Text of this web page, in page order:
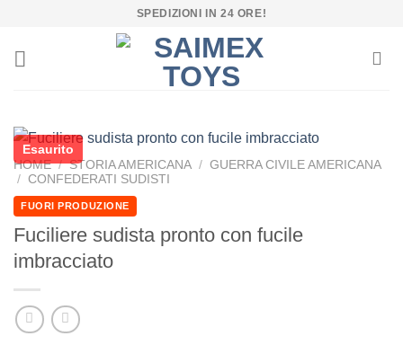
contenuti
SPEDIZIONI IN 24 ORE!
Esaurito
HOME / STORIA AMERICANA / GUERRA CIVILE AMERICANA
/ CONFEDERATI SUDISTI
FUORI PRODUZIONE
Fuciliere sudista pronto con fucile
imbracciato